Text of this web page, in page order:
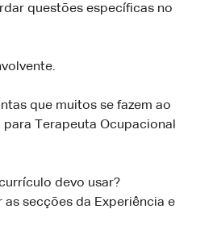
questões específicas no
que muitos se fazem ao
Terapeuta Ocupacional
devo usar?
secções da Experiência e